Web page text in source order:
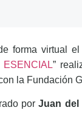
forma virtual el
”
la Fundación
porJuan del